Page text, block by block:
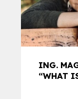
ING.
“WHAT